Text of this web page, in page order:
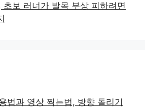
초보 러너가 발목 부상 피하려면
법과 영상 찍는법, 방향 돌리기